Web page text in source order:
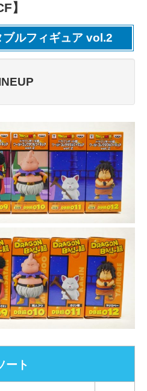
】
ブルフィギュア vol.2
ート